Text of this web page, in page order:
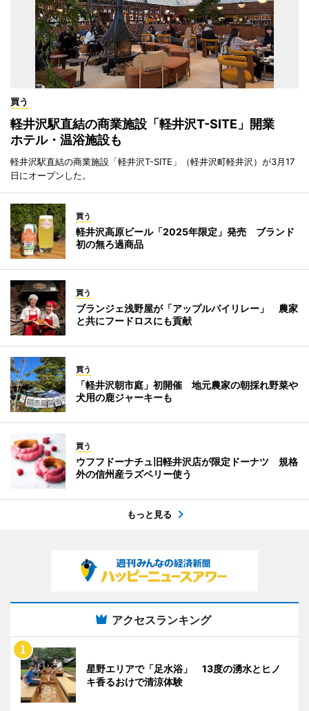
買う
軽井沢駅直結の商業施設「軽井沢T-SITE」開業
ホテル・温浴施設も
軽井沢駅直結の商業施設「軽井沢T-SITE」（軽井沢町軽井沢）が3月17
日にオープンした。
買う
軽井沢高原ビール「2025年限定」発売 ブランド
初の無ろ過商品
買う
ブランジェ浅野屋が「アップルパイリレー」 農家
と共にフードロスにも貢献
買う
「軽井沢朝市庭」初開催 地元農家の朝採れ野菜や
犬用の鹿ジャーキーも
買う
ウフフドーナチュ旧軽井沢店が限定ドーナツ 規格
外の信州産ラズベリー使う
もっと見る
アクセスランキング
星野エリアで「足水浴」 13度の湧水とヒノ
キ香るおけで清涼体験